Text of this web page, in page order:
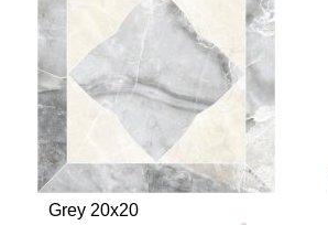
Grey 20x20